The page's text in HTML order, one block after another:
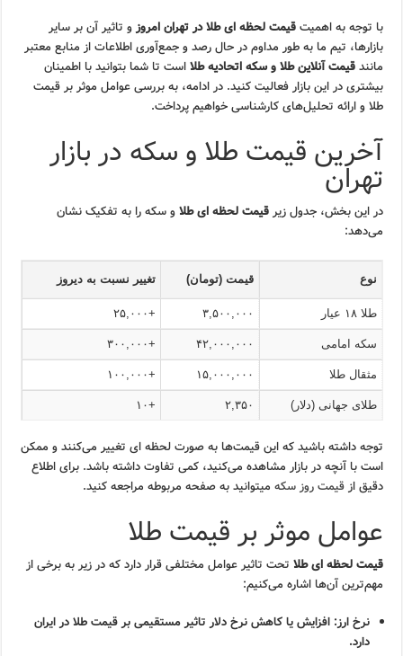
با توجه به اهمیتقیمت لحظه ای طلا در تهران امروزو تاثیر آن بر سایر
بازارها، تیم ما به طور مداوم در حال رصد و جمع‌آوری اطلاعات از منابع معتبر
مانندقیمت آنلاین طلا و سکه اتحادیه طلااست تا شما بتوانید با اطمینان
بیشتری در این بازار فعالیت کنید. در ادامه، به بررسی عوامل موثر بر قیمت
طلا و ارائه تحلیل‌های کارشناسی خواهیم پرداخت.
آخرین قیمت طلا و سکه در بازار
تهران
در این بخش، جدول زیرقیمت لحظه ای طلاو سکه را به تفکیک نشان
می‌دهد:
نوع قیمت (تومان) تغییر نسبت به دیروز
طلا ۱۸ عیار ۳,۵۰۰,۰۰۰ +۲۵,۰۰۰
سکه امامی ۴۲,۰۰۰,۰۰۰ +۳۰۰,۰۰۰
مثقال طلا ۱۵,۰۰۰,۰۰۰ +۱۰۰,۰۰۰
طلای جهانی (دلار) ۲,۳۵۰ +۱۰
توجه داشته باشید که این قیمت‌ها به صورت لحظه ای تغییر می‌کنند و ممکن
است با آنچه در بازار مشاهده می‌کنید، کمی تفاوت داشته باشد. برای اطلاع
دقیق ازقیمت روز سکه میتوانید به صفحه مربوطه مراجعه کنید.
عوامل موثر بر قیمت طلا
قیمت لحظه ای طلا تحت تاثیر عوامل مختلفی قرار دارد که در زیر به برخی از
مهم‌ترین آن‌ها اشاره می‌کنیم:
نرخ ارز: افزایش یا کاهش نرخ دلار تاثیر مستقیمی بر قیمت طلا در ایران
دارد.